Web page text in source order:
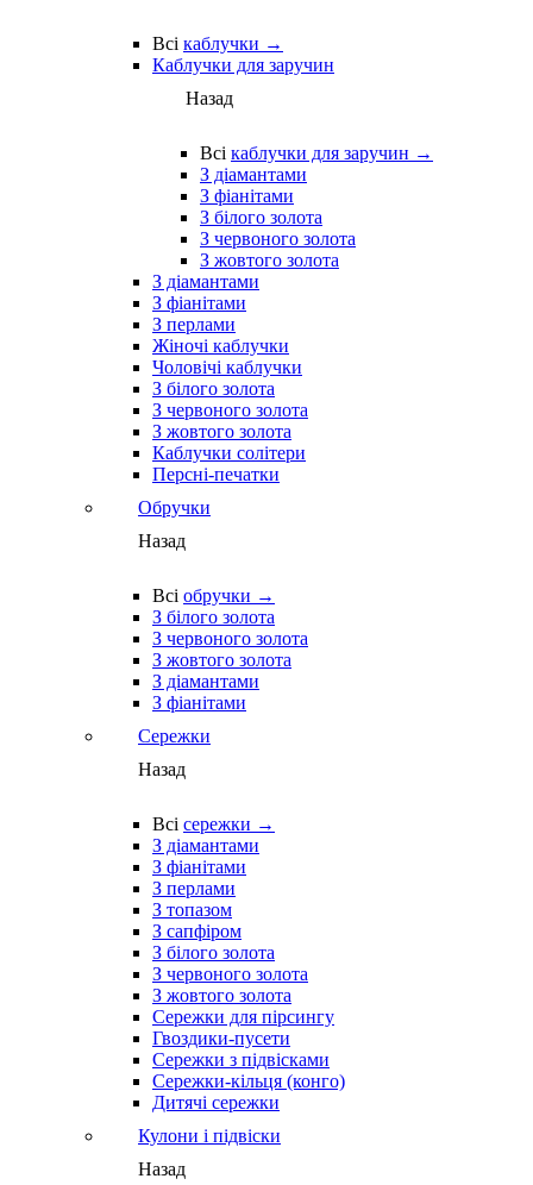
Всі каблучки →
Каблучки для заручин
Назад
Всі каблучки для заручин →
З діамантами
З фіанітами
З білого золота
З червоного золота
З жовтого золота
З діамантами
З фіанітами
З перлами
Жіночі каблучки
Чоловічі каблучки
З білого золота
З червоного золота
З жовтого золота
Каблучки солітери
Персні-печатки
Обручки
Назад
Всі обручки →
З білого золота
З червоного золота
З жовтого золота
З діамантами
З фіанітами
Сережки
Назад
Всі сережки →
З діамантами
З фіанітами
З перлами
З топазом
З сапфіром
З білого золота
З червоного золота
З жовтого золота
Сережки для пірсингу
Гвоздики-пусети
Сережки з підвісками
Сережки-кільця (конго)
Дитячі сережки
Кулони і підвіски
Назад